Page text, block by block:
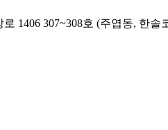
1406 307~308호 (주엽동, 한솔